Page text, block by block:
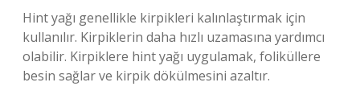
Hint yağı genellikle kirpikleri kalınlaştırmak için
kullanılır. Kirpiklerin daha hızlı uzamasına yardımcı
olabilir. Kirpiklere hint yağı uygulamak, foliküllere
besin sağlar ve kirpik dökülmesini azaltır.